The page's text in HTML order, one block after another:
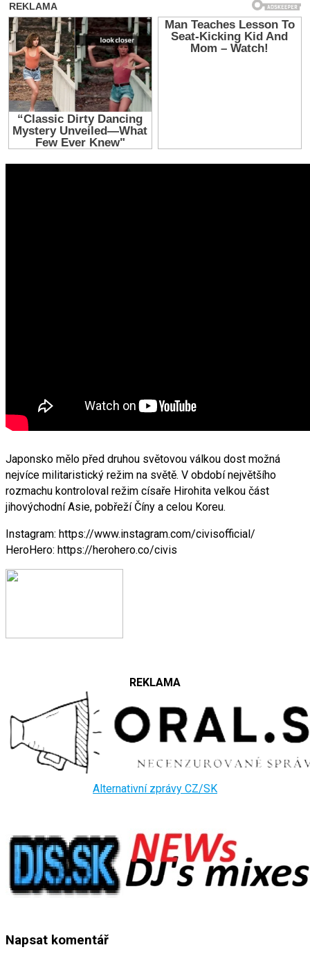
Japonsko mělo před druhou světovou válkou dost možná
nejvíce militaristický režim na světě. V období největšího
rozmachu kontroloval režim císaře Hirohita velkou část
jihovýchodní Asie, pobřeží Číny a celou Koreu.
Instagram: https://www.instagram.com/civisofficial/
HeroHero: https://herohero.co/civis
REKLAMA
Alternativní zprávy CZ/SK
Napsat komentář